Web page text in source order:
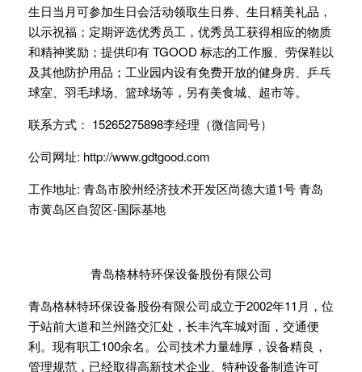
生日当月可参加生日会活动领取生日券、生日精美礼品，
以示祝福；定期评选优秀员工，优秀员工获得相应的物质
和精神奖励；提供印有 TGOOD 标志的工作服、劳保鞋以
及其他防护用品；工业园内设有免费开放的健身房、乒乓
球室、羽毛球场、篮球场等，另有美食城、超市等。
联系方式： 15265275898李经理（微信同号）
公司网址: http://www.gdtgood.com
工作地址: 青岛市胶州经济技术开发区尚德大道1号 青岛
市黄岛区自贸区-国际基地
青岛格林特环保设备股份有限公司
青岛格林特环保设备股份有限公司成立于2002年11月，位
于站前大道和兰州路交汇处，长丰汽车城对面，交通便
利。现有职工100余名。公司技术力量雄厚，设备精良，
管理规范，已经取得高新技术企业、特种设备制造许可